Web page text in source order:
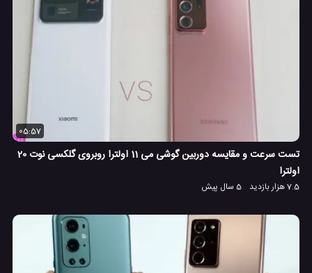
05:57
تست سرعت و مقایسه دوربین گوشی می 11 اولترا روبروی گلکسی نوت 20
اولترا
7.5 هزار بازدید 5 سال پیش